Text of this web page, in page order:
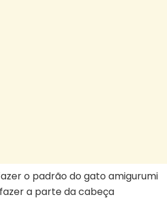
o padrão do gato amigurumi
a parte da cabeça